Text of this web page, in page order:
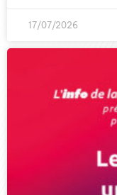
17/07/2026